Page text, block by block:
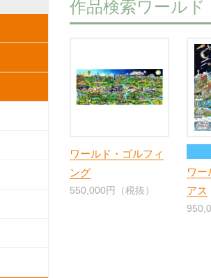
作品検索ワールド
ワールド・ゴルフィ
ング
550,000円（税抜）
ワー
アス